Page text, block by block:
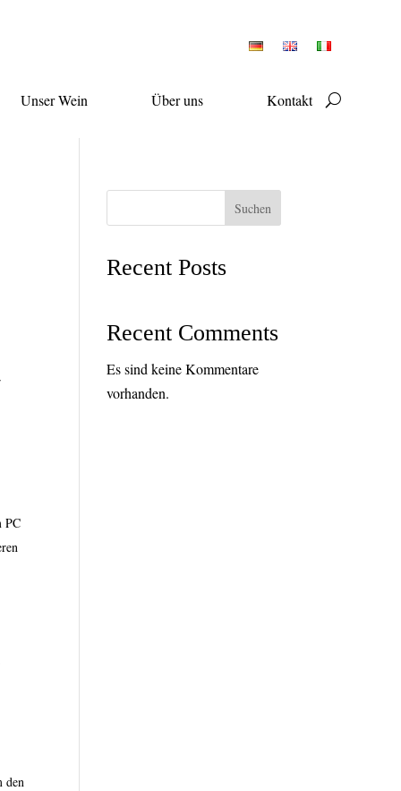
Unser Wein Über uns Kontakt
PC
den
Suchen
Recent Posts
Recent Comments
Es sind keine Kommentare
vorhanden.